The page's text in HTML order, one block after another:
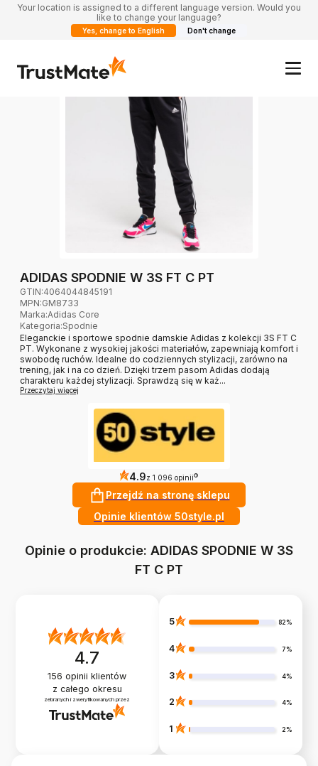
Your location is assigned to a different language version. Would you
like to change your language?
Yes, change to English Don't change
ADIDAS SPODNIE W 3S FT C PT
GTIN:4064044845191
MPN:GM8733
Marka:Adidas Core
Kategoria:Spodnie
Eleganckie i sportowe spodnie damskie Adidas z kolekcji 3S FT C
PT. Wykonane z wysokiej jakości materiałów, zapewniają komfort i
swobodę ruchów. Idealne do codziennych stylizacji, zarówno na
trening, jak i na co dzień. Dzięki trzem pasom Adidas dodają
charakteru każdej stylizacji. Sprawdzą się w każ...
Przeczytaj więcej
4.9z 1 096 opinii ?
Przejdź na stronę sklepu
Opinie klientów 50style.pl
Opinie o produkcie: ADIDAS SPODNIE W 3S
FT C PT
4.7
156 opinii klientów
z całego okresu
zebranych i zweryfikowanych przez
5 82%
4 7%
3 4%
2 4%
1 2%